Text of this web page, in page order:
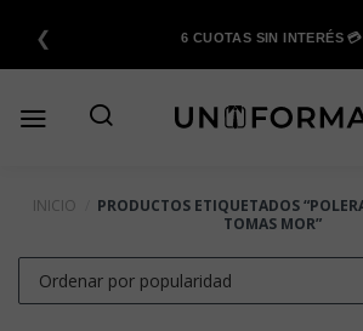
contenido
❮ 6 CUOTAS SIN INTERÉS 💳
INICIO
PRODUCTOS ETIQUETADOS
TOMAS MOR”